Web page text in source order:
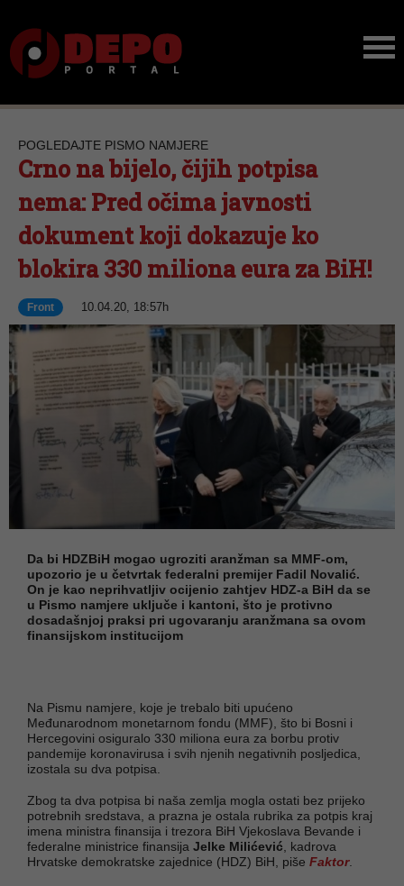
POGLEDAJTE PISMO NAMJERE
Crno na bijelo, čijih potpisa
nema: Pred očima javnosti
dokument koji dokazuje ko
blokira 330 miliona eura za BiH!
Front 10.04.20, 18:57h
Da bi HDZBiH mogao ugroziti aranžman sa MMF-om,
upozorio je u četvrtak federalni premijer Fadil Novalić.
On je kao neprihvatljiv ocijenio zahtjev HDZ-a BiH da se
u Pismo namjere uključe i kantoni, što je protivno
dosadašnjoj praksi pri ugovaranju aranžmana sa ovom
finansijskom institucijom
Na Pismu namjere, koje je trebalo biti upućeno
Međunarodnom monetarnom fondu (MMF), što bi Bosni i
Hercegovini osiguralo 330 miliona eura za borbu protiv
pandemije koronavirusa i svih njenih negativnih posljedica,
izostala su dva potpisa.
Zbog ta dva potpisa bi naša zemlja mogla ostati bez prijeko
potrebnih sredstava, a prazna je ostala rubrika za potpis kraj
imena ministra finansija i trezora BiH Vjekoslava Bevande i
federalne ministrice finansija Jelke Milićević , kadrova
Hrvatske demokratske zajednice (HDZ) BiH, piše Faktor.